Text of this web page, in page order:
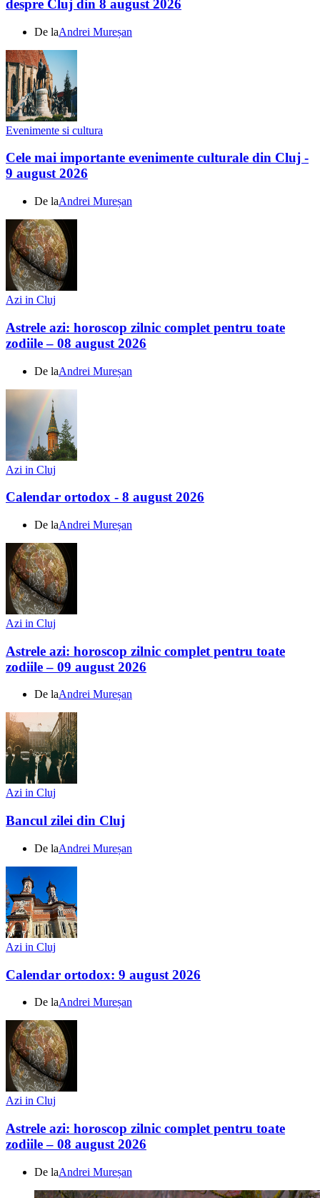
despre Cluj din 8 august 2026
De laAndrei Mureșan
Evenimente si cultura
Cele mai importante evenimente culturale din Cluj -
9 august 2026
De laAndrei Mureșan
Azi in Cluj
Astrele azi: horoscop zilnic complet pentru toate
zodiile – 08 august 2026
De laAndrei Mureșan
Azi in Cluj
Calendar ortodox - 8 august 2026
De laAndrei Mureșan
Azi in Cluj
Astrele azi: horoscop zilnic complet pentru toate
zodiile – 09 august 2026
De laAndrei Mureșan
Azi in Cluj
Bancul zilei din Cluj
De laAndrei Mureșan
Azi in Cluj
Calendar ortodox: 9 august 2026
De laAndrei Mureșan
Azi in Cluj
Astrele azi: horoscop zilnic complet pentru toate
zodiile – 08 august 2026
De laAndrei Mureșan